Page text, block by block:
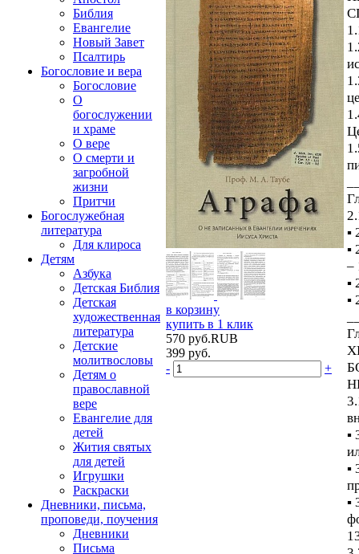
Библия
Евангелие
Новый Завет
Псалтирь
Богословие и вера
Богословие
О
богослужении
и храме
О вере
О смерти и
загробной
жизни
Притчи
Богослужебная
литература
Для клироса
Детям
Азбука
Детская Библия
Детская
художественная
литература
Детские
молитвословы
Детям о
православной
вере
Евангелие для
детей
Жития святых
для детей
Игрушки
Раскраски
Дневники, письма,
проповеди, поучения
Дневники
Письма
в корзину
купить в 1 клик
570 руб.RUB
399 руб.
-
+
▪
▪
–
▪
▪
▪
▪
▪